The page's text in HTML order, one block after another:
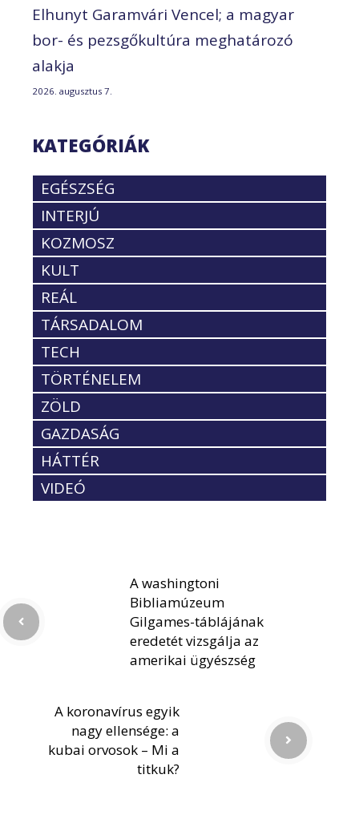
Elhunyt Garamvári Vencel; a magyar
bor- és pezsgőkultúra meghatározó
alakja
2026. augusztus 7.
KATEGÓRIÁK
EGÉSZSÉG
INTERJÚ
KOZMOSZ
KULT
REÁL
TÁRSADALOM
TECH
TÖRTÉNELEM
ZÖLD
GAZDASÁG
HÁTTÉR
VIDEÓ
A washingtoni
Bibliamúzeum
Gilgames-táblájának
eredetét vizsgálja az
amerikai ügyészség
A koronavírus egyik
nagy ellensége: a
kubai orvosok – Mi a
titkuk?